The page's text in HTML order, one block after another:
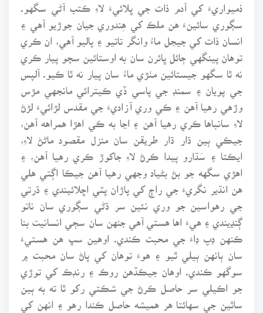
ذميواريءَ کي آدم ذات جي ڀلائيءَ لاءِ ڪتب آڻي سگهو.
سڳوري سائينءَ هن ملڪ کي هِندوري جيان جوڙيو آهي ۽
انسان ذات کي جيجل ماءُ وانگر تاتيو ۽ پاليو آهي، ان ڪري
توهان پينگهي ڄائل ڀائرن سان به اوستائين سچو پيار ڪري
نه ٿا سگهو جيستائين مٺڙي ماءُ سان پيار نه ٿا ڪيو. آلپس
جي پويان ۽ سمنڊ جي پاسي ڏي ڪيترائي مانجهي مڙس
وڙهي رهيا آهن ۽ ڪي وري آزاديءَ جي مقدس لڙائيءَ لڙڻ
لاءِ سانباها ڪري رهيا آهن ۽ اڃا به ڪي اهڙا همراهه آهن،
جيڪي ٻين ڌار ڌار طريقن سان منزل مقصود ماڻڻ لاءِ،
ايڪتا ۽ سَڌارو پيدا ڪرڻ لاءِ جاکوڙ ڪري رهيا آهن، ۽
اهڙي سگهه جو بڻ بڻياد وجهي رهيا آهن جيڪا اڳتي هلي
هن انڌير نگريءَ جي راڄ کي پاڙان پٽي اڇلائيندي ۽ ڌرتي
جي رهواسين جو وري نئين سر ڌڻي سڳوري سان ناتو
ڳنڍيندي ۽ هيءَ اها هستي آهي جنهن سان سڄي انسانيت بنا
ڪنهن ڊپ ڊاءَ جي محبت ڪندي. اوهين سڀ هن هستيءَ
سان ٻانهن ٻيلي ٿيو ۽ هوءَ توهان کي پاڻ سان محبت ۾
سوگهو ڪندي. اوهان جيڪڏهن روڪ ۽ رنڊڪ کي توڙي
جو اڪيلي سر حاصل ڪرڻ جي شڪتي رکو ٿا ته به ٻين
ساٿين جي سهائتا هر هميشه حاصل ڪندا رهو ۽ انهن کي